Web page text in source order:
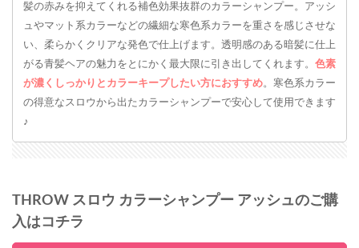
髪の赤みを抑えてくれる補色効果抜群のカラーシャンプー。アッシ
ュやマット系カラーなどの繊細な寒色系カラーを重さを感じさせな
い、柔らかくクリアな発色で仕上げます。透明感のある暗髪に仕上
がる青髪ヘアの魅力をとにかく最大限に引き出してくれます。 色素
が濃くしっかりとカラーキープしたい方におすすめ。寒色系カラー
の得意なスロウから出たカラーシャンプーで安心して使用できます
♪
THROW スロウ カラーシャンプー アッシュのご購
入はコチラ